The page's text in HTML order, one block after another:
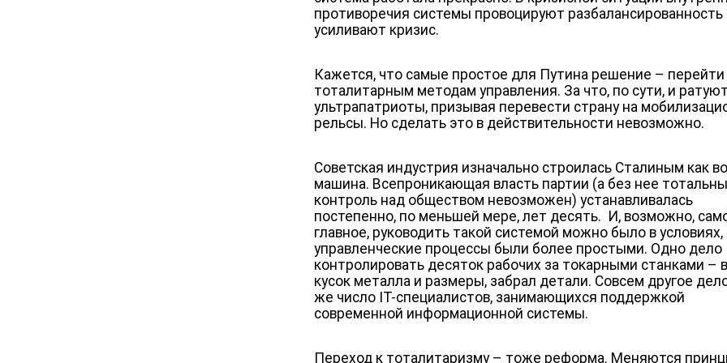
противоречия системы провоцируют разбалансированность
усиливают кризис.
Кажется, что самые простое для Путина решение – перейти
тоталитарным методам управления. За что, по сути, и
ультрапатриоты, призывая перевести страну на
рельсы. Но сделать это в действительности невозможно.
Советская индустрия изначально строилась Сталиным как
машина. Всепроникающая власть партии (а без нее
контроль над обществом невозможен) устанавливалась
постепенно, по меньшей мере, лет десять. И, возможно,
главное, руководить такой системой можно было в условиях,
управленческие процессы были более простыми. Одно дело
контролировать десяток рабочих за токарными станками –
кусок металла и размеры, забрал детали. Совсем другое
же число IT-специалистов, занимающихся поддержкой
современной информационной системы.
Переход к тоталитаризму – тоже реформа. Меняются